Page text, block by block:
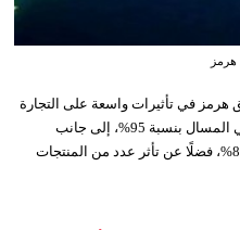
في تأثيرات واسعة على التجارة
العالمية، مع تراجع صادرات الغاز الطبيعي المسال بنسبة 95%، إلى جانب
انخفاض صادرات أسمدة اليوريا بنسبة 83%، فضلًا عن تأثر عدد من المنتجات